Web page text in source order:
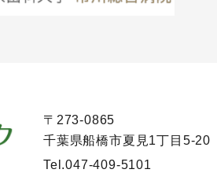
〒273-0865
千葉県船橋市夏見1丁目5-20
Tel.047-409-5101